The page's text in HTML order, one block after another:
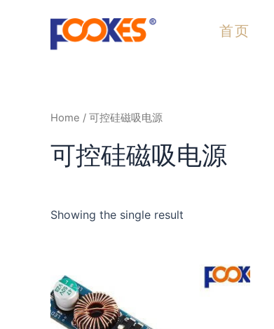
首页
Home / 可控硅磁吸电源
可控硅磁吸电源
Showing the single result